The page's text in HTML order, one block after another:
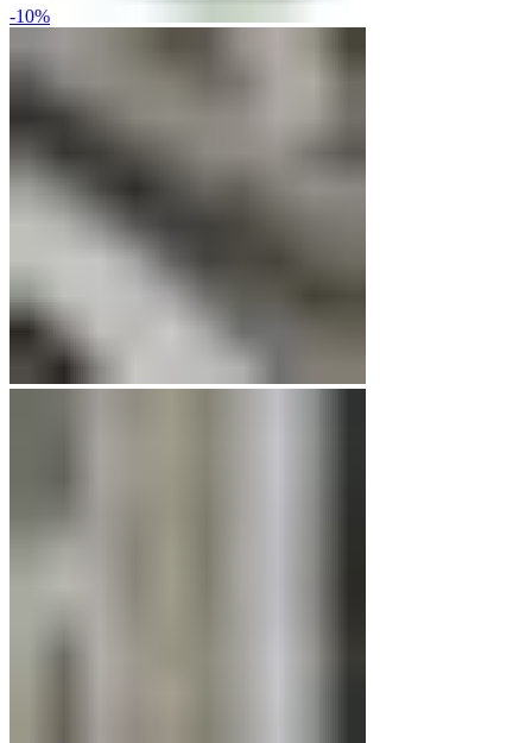
-10%